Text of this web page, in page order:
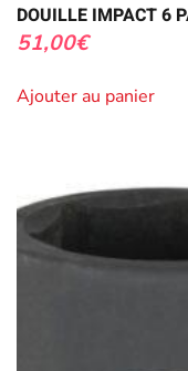
DOUILLE IMPACT 6
51,00€
Ajouter au panier